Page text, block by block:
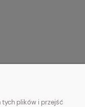
plików i przejść